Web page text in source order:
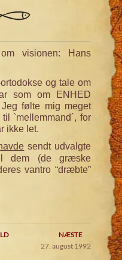
visionen: Hans
og tale om
som om ENHED
følte mig meget
`mellemmand´, for
ikke let.
sendt udvalgte
dem (de græske
vantro “dræbte”
NÆSTE
27. august 1992